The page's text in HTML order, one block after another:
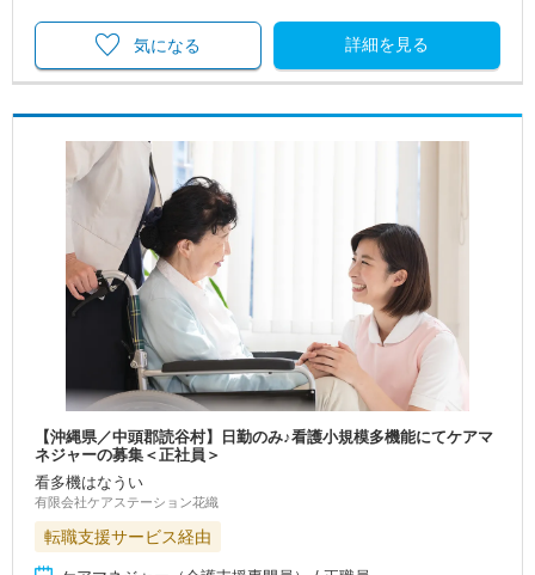
詳細を見る
気になる
【沖縄県／中頭郡読谷村】日勤のみ♪看護小規模多機能にてケアマ
ネジャーの募集＜正社員＞
看多機はなうい
有限会社ケアステーション花織
転職支援サービス経由